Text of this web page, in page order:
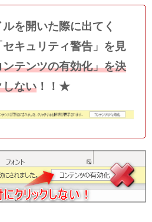
を開いた際に出てく
セキュリティ警告」を見
ンテンツの有効化」を決
しない ！！★